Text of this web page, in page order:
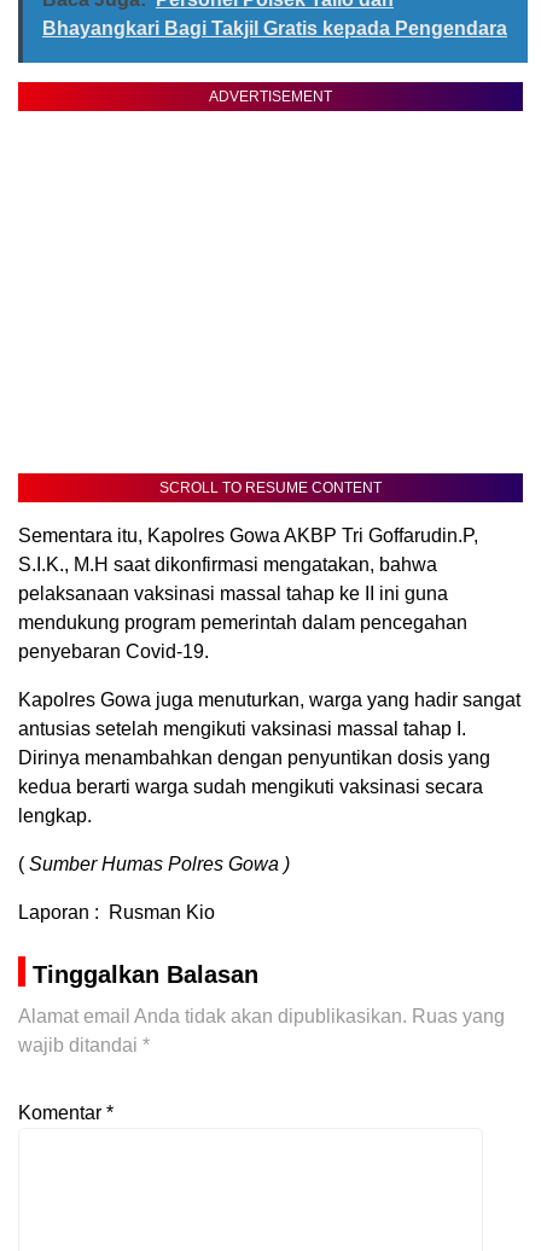
Bhayangkari Bagi Takjil Gratis kepada Pengendara
ADVERTISEMENT
SCROLL TO RESUME CONTENT
Sementara itu, Kapolres Gowa AKBP Tri Goffarudin.P,
S.I.K., M.H saat dikonfirmasi mengatakan, bahwa
pelaksanaan vaksinasi massal tahap ke II ini guna
mendukung program pemerintah dalam pencegahan
penyebaran Covid-19.
Kapolres Gowa juga menuturkan, warga yang hadir sangat
antusias setelah mengikuti vaksinasi massal tahap I.
Dirinya menambahkan dengan penyuntikan dosis yang
kedua berarti warga sudah mengikuti vaksinasi secara
lengkap.
( Sumber Humas Polres Gowa )
Laporan : Rusman Kio
Tinggalkan Balasan
Alamat email Anda tidak akan dipublikasikan. Ruas yang
wajib ditandai *
Komentar *